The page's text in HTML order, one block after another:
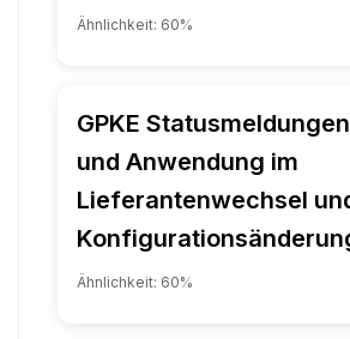
Ähnlichkeit: 60%
GPKE
und Anwendung im
Lieferantenwechsel
Ähnlichkeit: 60%